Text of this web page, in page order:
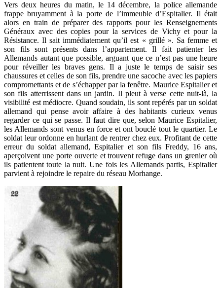
Vers deux heures du matin, le 14 décembre, la police allemande
frappe bruyamment à la porte de l’immeuble d’Espitalier. Il était
alors en train de préparer des rapports pour les Renseignements
Généraux avec des copies pour la services de Vichy et pour la
Résistance. Il sait immédiatement qu’il est « grillé ». Sa femme et
son fils sont présents dans l’appartement. Il fait patienter les
Allemands autant que possible, arguant que ce n’est pas une heure
pour réveiller les braves gens. Il a juste le temps de saisir ses
chaussures et celles de son fils, prendre une sacoche avec les papiers
compromettants et de s’échapper par la fenêtre. Maurice Espitalier et
son fils atterrissent dans un jardin. Il pleut à verse cette nuit-là, la
visibilité est médiocre. Quand soudain, ils sont repérés par un soldat
allemand qui pense avoir affaire à des habitants curieux venus
regarder ce qui se passe. Il faut dire que, selon Maurice Espitalier,
les Allemands sont venus en force et ont bouclé tout le quartier. Le
soldat leur ordonne en hurlant de rentrer chez eux. Profitant de cette
erreur du soldat allemand, Espitalier et son fils Freddy, 16 ans,
aperçoivent une porte ouverte et trouvent refuge dans un grenier où
ils patientent toute la nuit. Une fois les Allemands partis, Espitalier
parvient à rejoindre le repaire du réseau Morhange.